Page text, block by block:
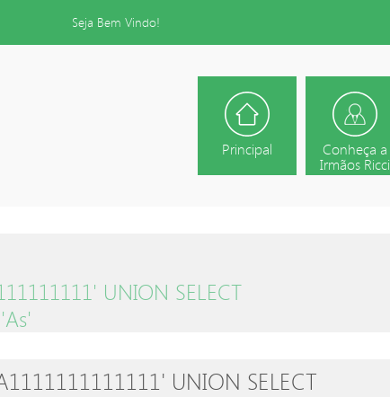
Seja Bem Vindo!
Principal Conheça a
Irmãos Ricci
UNION SELECT
UNION SELECT